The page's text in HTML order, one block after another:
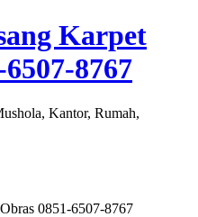
Karpet
8767
Kantor, Rumah,